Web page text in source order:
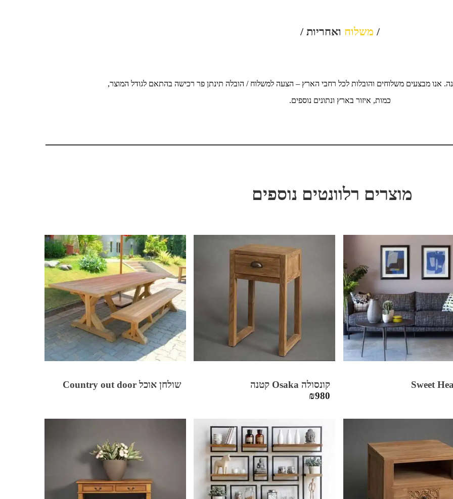
/ משלוח ואחריות /
אנו מבצעים משלוחים והובלות לכל רחבי הארץ – הצעה למשלוח / הובלה תינתן פר רכישה בהתאם לגודל המוצר,
כמות, איזור בארץ ונתונים נוספים.
מוצרים רלוונטים נוספים
קונסולה Osaka קטנה
₪980
שולחן אוכל Country out door